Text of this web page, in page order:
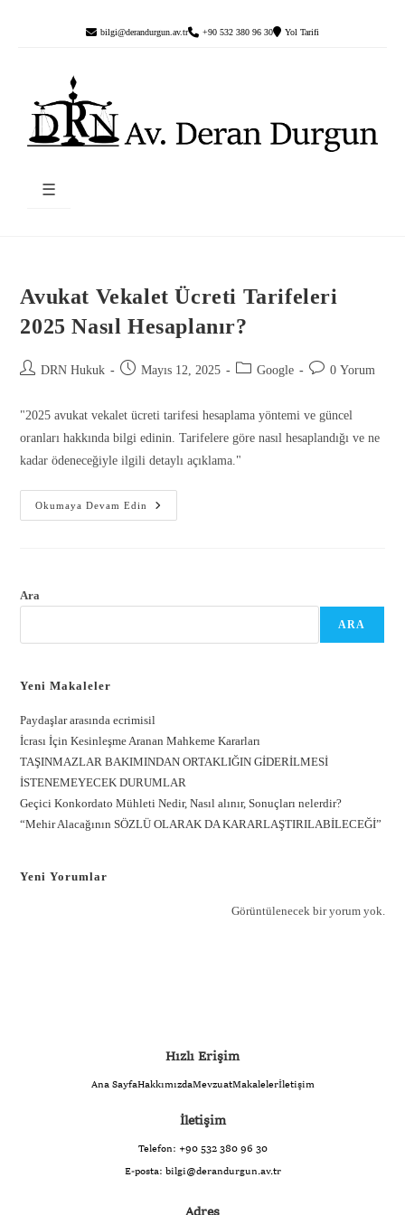
bilgi@derandurgun.av.tr +90 532 380 96 30 Yol Tarifi
☰
Avukat Vekalet Ücreti Tarifeleri
2025 Nasıl Hesaplanır?
DRN Hukuk Mayıs 12, 2025 Google 0 Yorum
"2025 avukat vekalet ücreti tarifesi hesaplama yöntemi ve güncel
oranları hakkında bilgi edinin. Tarifelere göre nasıl hesaplandığı ve ne
kadar ödeneceğiyle ilgili detaylı açıklama."
Okumaya Devam Edin
Ara
ARA
Yeni Makaleler
Paydaşlar arasında ecrimisil
İcrası İçin Kesinleşme Aranan Mahkeme Kararları
TAŞINMAZLAR BAKIMINDAN ORTAKLIĞIN GİDERİLMESİ
İSTENEMEYECEK DURUMLAR
Geçici Konkordato Mühleti Nedir, Nasıl alınır, Sonuçları nelerdir?
“Mehir Alacağının SÖZLÜ OLARAK DA KARARLAŞTIRILABİLECEĞİ”
Yeni Yorumlar
Görüntülenecek bir yorum yok.
Hızlı Erişim
Ana SayfaHakkımızdaMevzuatMakalelerİletişim
İletişim
Telefon: +90 532 380 96 30
E-posta: bilgi@derandurgun.av.tr